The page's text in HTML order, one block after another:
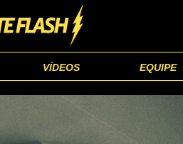
VÍDEOS EQUIPE